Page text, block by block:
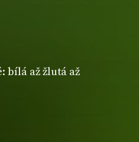
bílá až žlutá až